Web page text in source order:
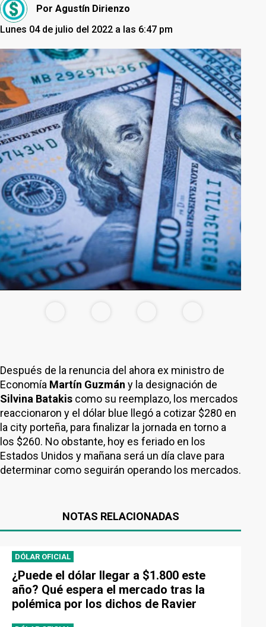
Por Agustín Dirienzo
Lunes 04 de julio del 2022 a las 6:47 pm
Después de la renuncia del ahora ex ministro de
Economía Martín Guzmán y la designación de
Silvina Batakis como su reemplazo, los mercados
reaccionaron y el dólar blue llegó a cotizar $280 en
la city porteña, para finalizar la jornada en torno a
los $260. No obstante, hoy es feriado en los
Estados Unidos y mañana será un día clave para
determinar como seguirán operando los mercados.
NOTAS RELACIONADAS
DÓLAR OFICIAL
¿Puede el dólar llegar a $1.800 este
año? Qué espera el mercado tras la
polémica por los dichos de Ravier